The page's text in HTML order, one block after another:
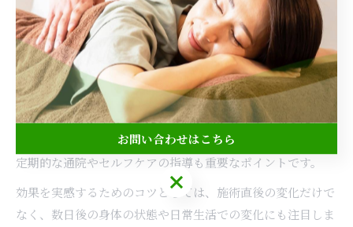
ことが重視されます。
施術内容は、筋肉をほぐす手技やストレッチ、骨格矯正、場
合によってはソフト整体などが組み合わされます。施術後に
は、身体の軽さや可動域の広がりなどを実感できるケースが
多く、「痛みがやわらいだ」「肩が動かしやすくなった」と
いった感想もよく見られます。効果を持続させるためには、
定期的な通院やセルフケアの指導も重要なポイントです。
効果を実感するためのコツとしては、施術直後の変化だけで
なく、数日後の身体の状態や日常生活での変化にも注目しま
お問い合わせはこちら
お問い合わせはこちら